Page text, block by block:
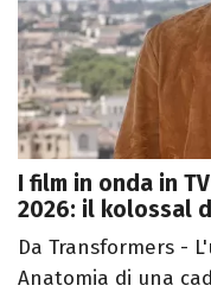
I film in onda in
2026: il kolossal
Da Transformers -
Anatomia di una